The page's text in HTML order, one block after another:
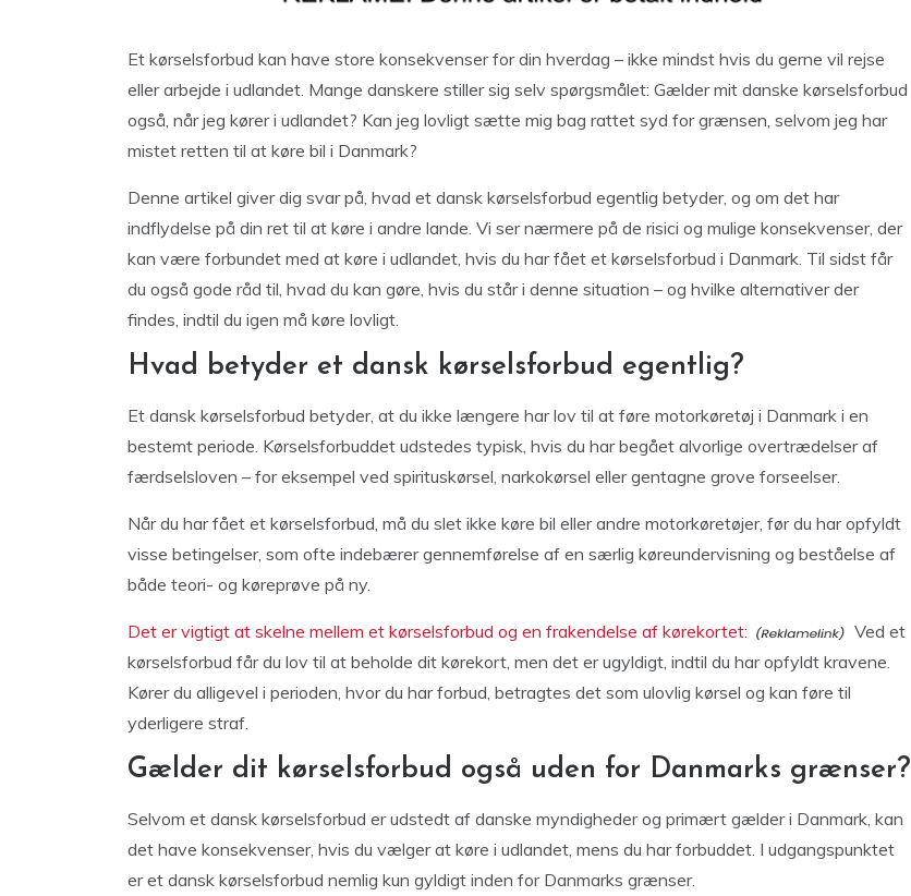
Et kørselsforbud kan have store konsekvenser for din hverdag – ikke mindst hvis du gerne vil rejse
eller arbejde i udlandet. Mange danskere stiller sig selv spørgsmålet: Gælder mit danske kørselsforbud
også, når jeg kører i udlandet? Kan jeg lovligt sætte mig bag rattet syd for grænsen, selvom jeg har
mistet retten til at køre bil i Danmark?
Denne artikel giver dig svar på, hvad et dansk kørselsforbud egentlig betyder, og om det har
indflydelse på din ret til at køre i andre lande. Vi ser nærmere på de risici og mulige konsekvenser, der
kan være forbundet med at køre i udlandet, hvis du har fået et kørselsforbud i Danmark. Til sidst får
du også gode råd til, hvad du kan gøre, hvis du står i denne situation – og hvilke alternativer der
findes, indtil du igen må køre lovligt.
Hvad betyder et dansk kørselsforbud egentlig?
Et dansk kørselsforbud betyder, at du ikke længere har lov til at føre motorkøretøj i Danmark i en
bestemt periode. Kørselsforbuddet udstedes typisk, hvis du har begået alvorlige overtrædelser af
færdselsloven – for eksempel ved spirituskørsel, narkokørsel eller gentagne grove forseelser.
Når du har fået et kørselsforbud, må du slet ikke køre bil eller andre motorkøretøjer, før du har opfyldt
visse betingelser, som ofte indebærer gennemførelse af en særlig køreundervisning og beståelse af
både teori- og køreprøve på ny.
Det er vigtigt at skelne mellem et kørselsforbud og en frakendelse af kørekortet:
Ved et
kørselsforbud får du lov til at beholde dit kørekort, men det er ugyldigt, indtil du har opfyldt kravene.
Kører du alligevel i perioden, hvor du har forbud, betragtes det som ulovlig kørsel og kan føre til
yderligere straf.
Gælder dit kørselsforbud også uden for Danmarks grænser?
Selvom et dansk kørselsforbud er udstedt af danske myndigheder og primært gælder i Danmark, kan
det have konsekvenser, hvis du vælger at køre i udlandet, mens du har forbuddet. I udgangspunktet
er et dansk kørselsforbud nemlig kun gyldigt inden for Danmarks grænser.